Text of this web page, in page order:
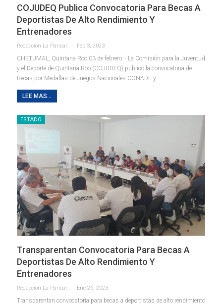
COJUDEQ Publica Convocatoria Para Becas A
Deportistas De Alto Rendimiento Y
Entrenadores
Redaccion La Pancarta De Quintana Roo Feb 3, 2023
CHETUMAL, Quintana Roo,03 de febrero. - La Comisión para la Juventud
y el Deporte de Quintana Roo (COJUDEQ) publicó la convocatoria de
Becas por Medallas de Juegos Nacionales CONADE y…
LEE MAS...
ESTADO
Transparentan Convocatoria Para Becas A
Deportistas De Alto Rendimiento Y
Entrenadores
Ene 26, 2023
Transparentan convocatoria para becas a deportistas de alto rendimiento